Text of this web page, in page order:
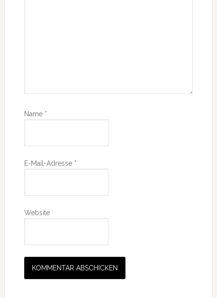
Name *
E-Mail-Adresse *
Website